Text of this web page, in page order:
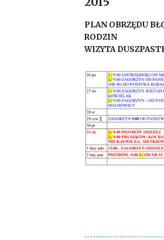
PLAN OBRZĘDU
RODZIN
WIZYTA